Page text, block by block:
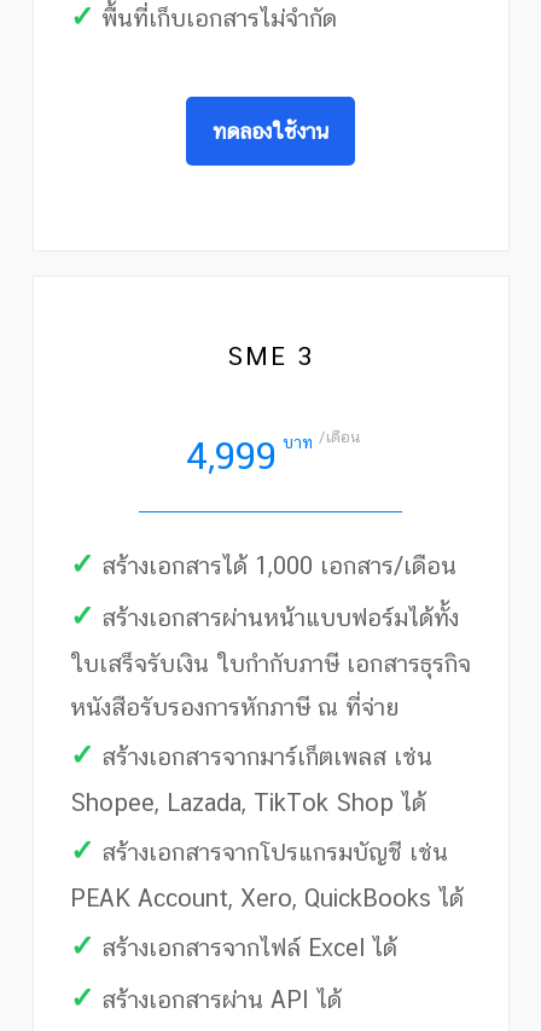
✓ พื้นที่เก็บเอกสารไม่จำกัด
ทดลองใช้งาน
SME 3
4,999 บาท /เดือน
✓ สร้างเอกสารได้ 1,000 เอกสาร/เดือน
✓ สร้างเอกสารผ่านหน้าแบบฟอร์มได้ทั้ง
ใบเสร็จรับเงิน ใบกำกับภาษี เอกสารธุรกิจ
หนังสือรับรองการหักภาษี ณ ที่จ่าย
✓ สร้างเอกสารจากมาร์เก็ตเพลส เช่น
Shopee, Lazada, TikTok Shop ได้
✓ สร้างเอกสารจากโปรแกรมบัญชี เช่น
PEAK Account, Xero, QuickBooks ได้
✓ สร้างเอกสารจากไฟล์ Excel ได้
✓ สร้างเอกสารผ่าน API ได้